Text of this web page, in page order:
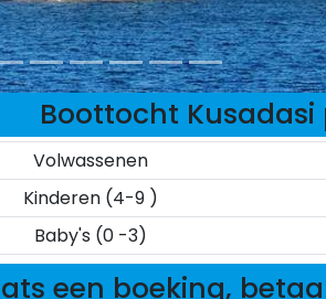
Boottocht Kusadasi
Volwassenen
Kinderen (4-9 )
Baby's (0 -3)
een boeking,